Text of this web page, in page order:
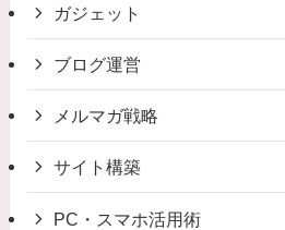
ガジェット
ブログ運営
メルマガ戦略
サイト構築
PC・スマホ活用術